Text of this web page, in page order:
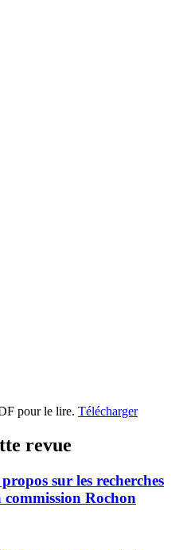
pour le lire. Télécharger
revue
sur les recherches
commission Rochon